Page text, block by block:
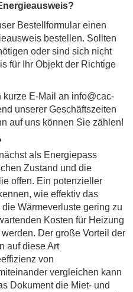
Bestellformular einen
bestellen. Sollten
oder sind sich nicht
für Ihr Objekt der Richtige
E-Mail an info@cac-
unserer Geschäftszeiten
auf uns können Sie zählen!
als Energiepass
Zustand und die
offen. Ein potenzieller
wie effektiv das
Wärmeverluste gering zu
Kosten für Heizung
Der große Vorteil der
auf diese Art
von
vergleichen kann
Dokument die Miet- und